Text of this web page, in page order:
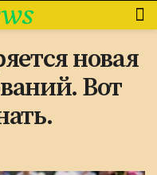
новая
Вот